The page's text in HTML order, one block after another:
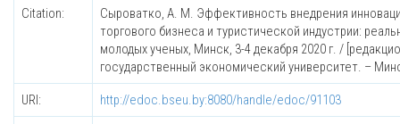
Citation:
Сыроватко, А. М. Эффективность внедрения
торгового бизнеса и туристической индустрии:
молодых ученых, Минск, 3-4 декабря 2020 г. /
государственный экономический университет. –
URI: http://edoc.bseu.by:8080/handle/edoc/91103